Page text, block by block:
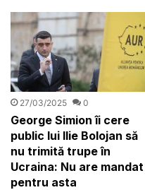
27/03/2025 0
George Simion îi cere
public lui Ilie Bolojan să
nu trimită trupe în
Ucraina: Nu are mandat
pentru asta